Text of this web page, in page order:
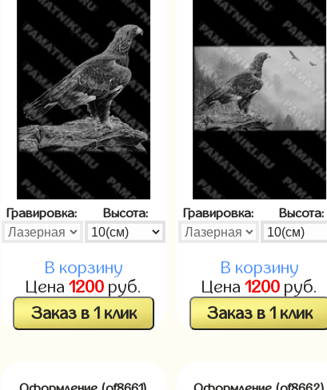
Гравировка: Высота:
В корзину
Цена1200 руб.
Заказ в 1 клик
Гравировка: Высота:
В корзину
Цена1200 руб.
Заказ в 1 клик